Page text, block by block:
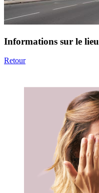
Informations sur le lieu
Retour